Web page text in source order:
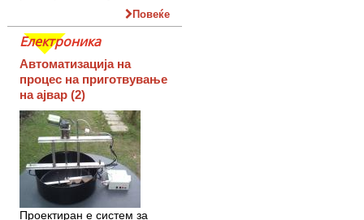
Повеќе
Електроника
Автоматизација на
процес на приготвување
на ајвар (2)
Проектиран е систем за